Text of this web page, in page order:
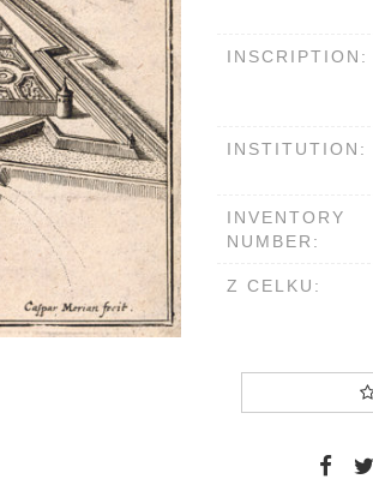
INSCRIPTION:
INSTITUTION:
INVENTORY
NUMBER:
Z CELKU: